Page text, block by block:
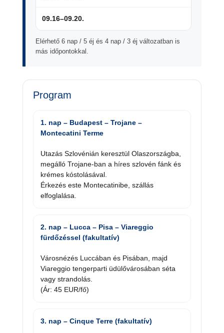
09.16–09.20.
Elérhető 6 nap / 5 éj és 4 nap / 3 éj változatban is
más időpontokkal.
Program
1. nap – Budapest – Trojane –
Montecatini Terme
Utazás Szlovénián keresztül Olaszországba,
megálló Trojane-ban a híres szlovén fánk és
krémes kóstolásával.
Érkezés este Montecatinibe, szállás
elfoglalása.
2. nap – Lucca – Pisa – Viareggio
fürdőzéssel (fakultatív)
Városnézés Luccában és Pisában, majd
Viareggio tengerparti üdülővárosában séta
vagy strandolás.
(Ár: 45 EUR/fő)
3. nap – Cinque Terre (fakultatív)